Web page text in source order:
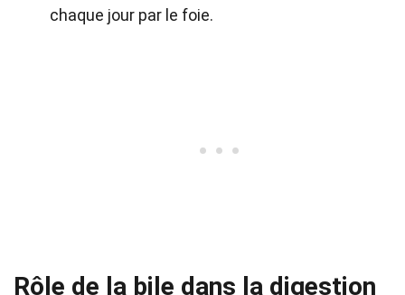
chaque jour par le foie.
Rôle de la bile dans la digestion